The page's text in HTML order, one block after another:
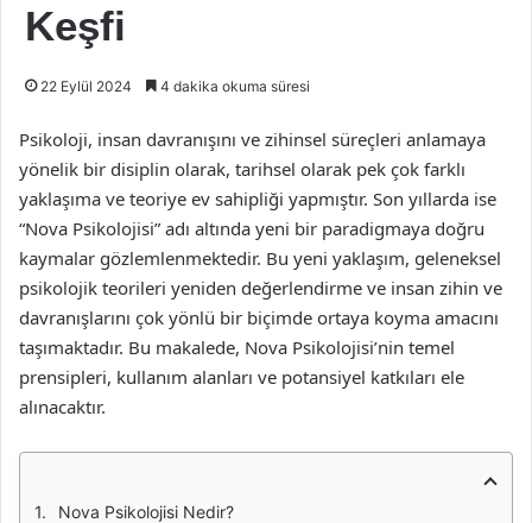
Keşfi
22 Eylül 2024 4 dakika okuma süresi
Psikoloji, insan davranışını ve zihinsel süreçleri anlamaya
yönelik bir disiplin olarak, tarihsel olarak pek çok farklı
yaklaşıma ve teoriye ev sahipliği yapmıştır. Son yıllarda ise
“Nova Psikolojisi” adı altında yeni bir paradigmaya doğru
kaymalar gözlemlenmektedir. Bu yeni yaklaşım, geleneksel
psikolojik teorileri yeniden değerlendirme ve insan zihin ve
davranışlarını çok yönlü bir biçimde ortaya koyma amacını
taşımaktadır. Bu makalede, Nova Psikolojisi’nin temel
prensipleri, kullanım alanları ve potansiyel katkıları ele
alınacaktır.
Nova Psikolojisi Nedir?